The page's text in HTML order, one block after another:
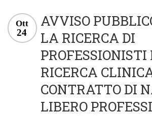
AVVISO
LA RICERCA DI
PROFESSIONISTI
RICERCA
CONTRATTO DI
LIBERO
Ott
24